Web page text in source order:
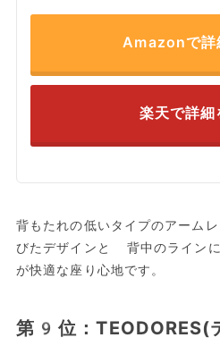
Amazonで詳
楽天で詳細
背もたれの低いタイプのアーム
びたデザインと 背中のライン
が快適な座り心地です。
第9位：TEODORES(